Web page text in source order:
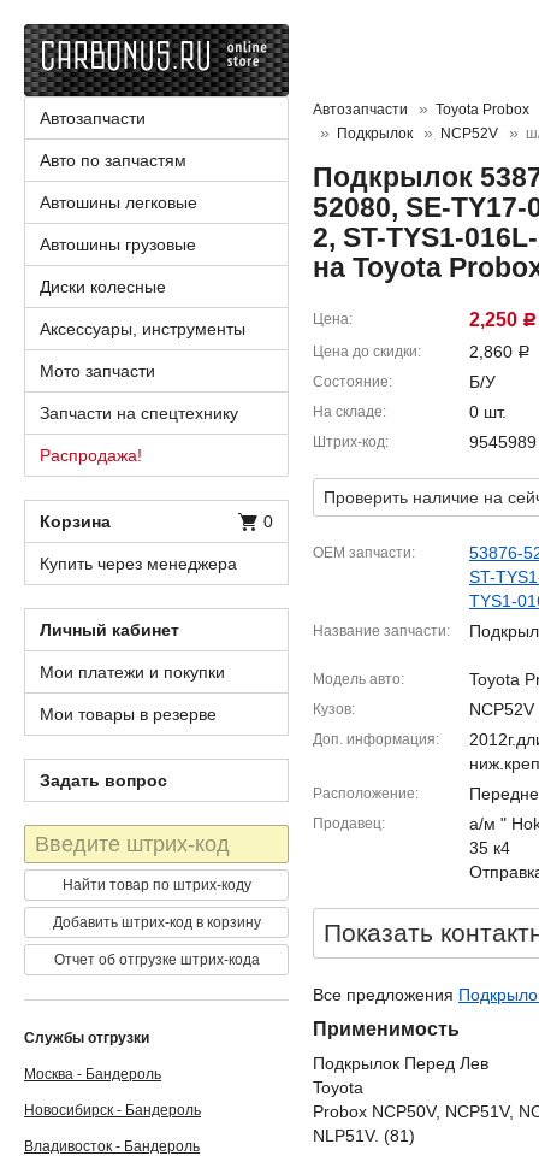
Автозапчасти
Toyota Probox
Подкрылок
NCP52V
Подкрылок
52080, SE-TY17-
2, ST-TYS1-
на Toyota
Цена 2,250 Р
Цена до скидки 2,860 Р
Состояние Б/У
На складе 0 шт.
Штрих-код 9545989
Проверить наличие на
OEM запчасти
53876-
ST-
TYS1-
Название запчасти
Модель авто Toyota
Кузов NCP52V
Доп. информация
Расположение
Продавец
а/м "
35 к4
Показать
Все предложения
Применимость
Подкрылок Перед Лев
Toyota
Probox NCP50V, NCP51V,
NLP51V. (81)
Автозапчасти
Авто по запчастям
Автошины легковые
Автошины грузовые
Диски колесные
Аксессуары, инструменты
Мото запчасти
Запчасти на спецтехнику
Распродажа!
Корзина 0
Купить через менеджера
Личный кабинет
Мои платежи и покупки
Мои товары в резерве
Задать вопрос
Штрих-
код
Найти товар по штрих-коду
Добавить штрих-код в корзину
Отчет об отгрузке штрих-кода
Службы отгрузки
Москва - Бандероль
Новосибирск - Бандероль
Владивосток - Бандероль